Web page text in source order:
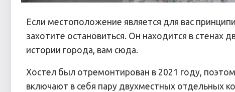
Если местоположение является для вас
захотите остановиться. Он находится в стенах
истории города, вам сюда.
Хостел был отремонтирован в 2021 году,
включают в себя пару двухместных отдельных